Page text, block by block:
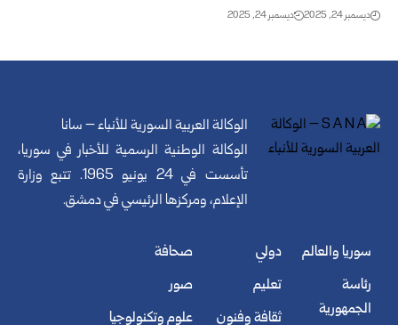
ديسمبر 24, 2025 ديسمبر 24, 2025
الوكالة العربية السورية للأنباء – سانا
الوكالة الوطنية الرسمية للأخبار في سوريا،
تأسست في 24 يونيو 1965. تتبع وزارة
الإعلام، ومركزها الرئيسي في دمشق.
سوريا والعالم
رئاسة
الجمهورية
دولي
تعليم
ثقافة وفنون
صحافة
صور
علوم وتكنولوجيا